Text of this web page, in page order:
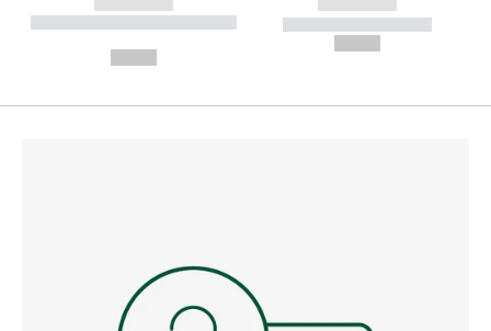
----------- ----------- --------
----------- -----------